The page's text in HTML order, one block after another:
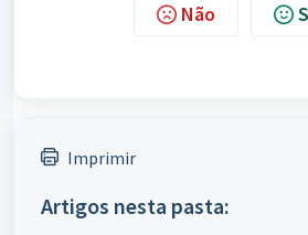
Não
Imprimir
Artigos nesta pasta: